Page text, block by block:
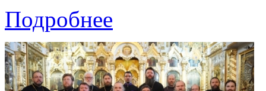
Подробнее